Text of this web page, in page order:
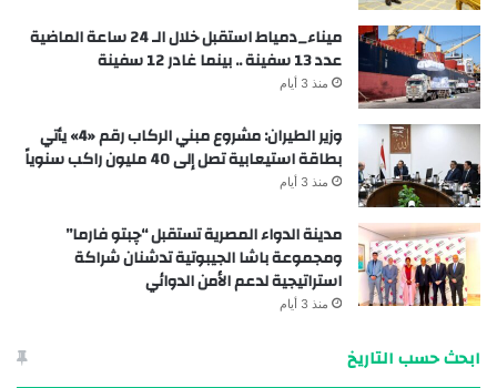
ميناء_دمياط استقبل خلال الـ 24 ساعة الماضية
عدد 13 سفينة .. بينما غادر 12 سفينة
منذ 3 أيام
وزير الطيران: مشروع مبني الركاب رقم «4» يأتي
بطاقة استيعابية تصل إلى 40 مليون راكب سنوياً
منذ 3 أيام
مدينة الدواء المصرية تستقبل “چبتو فارما”
ومجموعة باشا الجيبوتية تدشنان شراكة
استراتيجية لدعم الأمن الدوائي
منذ 3 أيام
ابحث حسب التاريخ